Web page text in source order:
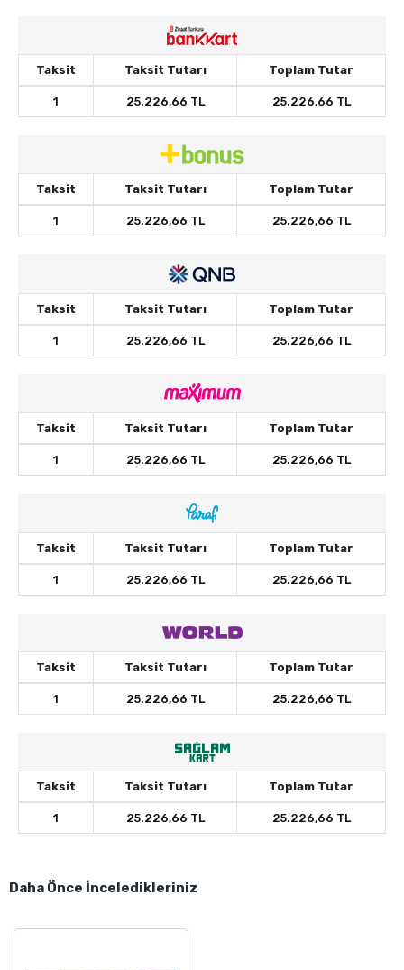
Taksit Taksit Tutarı Toplam Tutar
1 25.226,66 TL 25.226,66 TL
Taksit Taksit Tutarı Toplam Tutar
1 25.226,66 TL 25.226,66 TL
Taksit Taksit Tutarı Toplam Tutar
1 25.226,66 TL 25.226,66 TL
Taksit Taksit Tutarı Toplam Tutar
1 25.226,66 TL 25.226,66 TL
Taksit Taksit Tutarı Toplam Tutar
1 25.226,66 TL 25.226,66 TL
Taksit Taksit Tutarı Toplam Tutar
1 25.226,66 TL 25.226,66 TL
Taksit Taksit Tutarı Toplam Tutar
1 25.226,66 TL 25.226,66 TL
Daha Önce İnceledikleriniz